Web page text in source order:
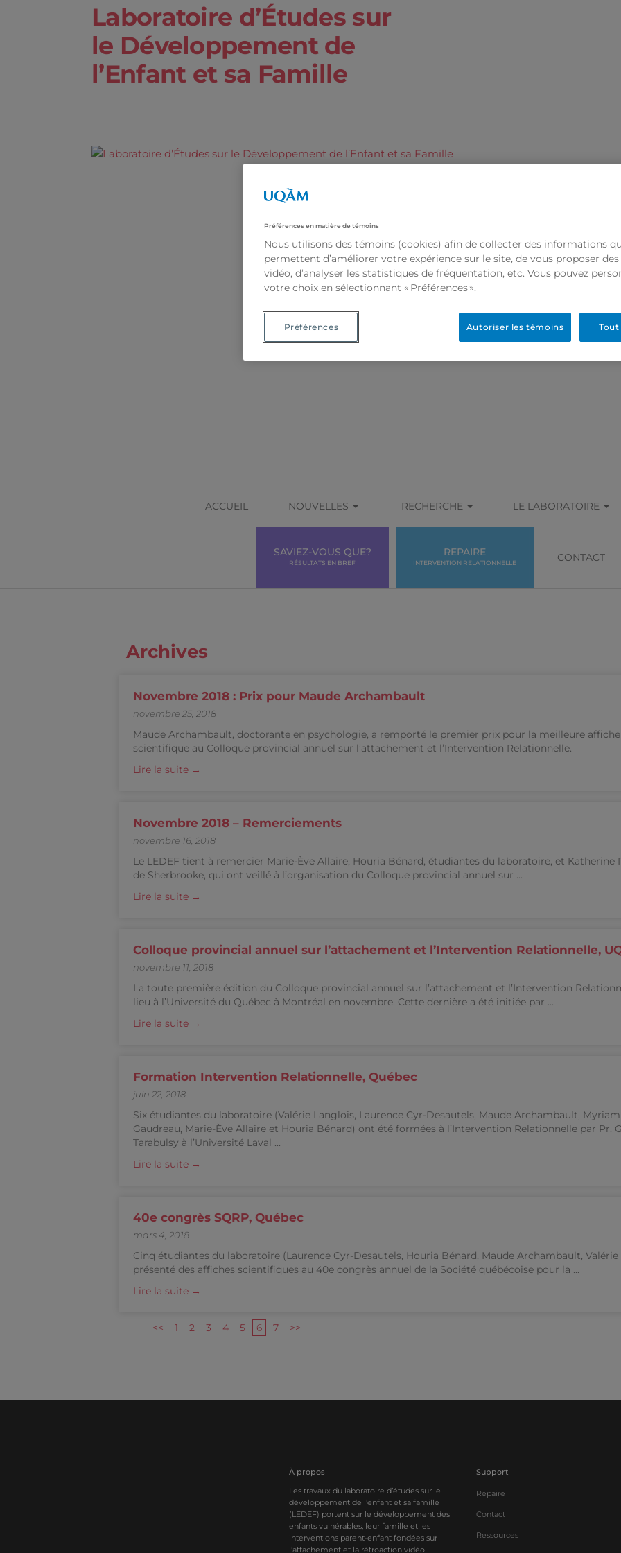
Laboratoire d’Études sur
le Développement de
l’Enfant et sa Famille
ACCUEIL NOUVELLES RECHERCHE LE LABORATOIRE
SAVIEZ-VOUS QUE?
RÉSULTATS EN BREF
REPAIRE
INTERVENTION RELATIONNELLE CONTACT
Archives
Novembre 2018 : Prix pour Maude Archambault
novembre 25, 2018
Maude Archambault, doctorante en psychologie, a remporté le premier prix pour la meilleure affiche
scientifique au Colloque provincial annuel sur l’attachement et l’Intervention Relationnelle.
Lire la suite →
Novembre 2018 – Remerciements
novembre 16, 2018
Le LEDEF tient à remercier Marie-Ève Allaire, Houria Bénard, étudiantes du laboratoire, et Katherine
de Sherbrooke, qui ont veillé à l’organisation du Colloque provincial annuel sur ...
Lire la suite →
Colloque provincial annuel sur l’attachement et l’Intervention Relationnelle,
novembre 11, 2018
La toute première édition du Colloque provincial annuel sur l’attachement et l’Intervention
lieu à l’Université du Québec à Montréal en novembre. Cette dernière a été initiée par ...
Lire la suite →
Formation Intervention Relationnelle, Québec
juin 22, 2018
Six étudiantes du laboratoire (Valérie Langlois, Laurence Cyr-Desautels, Maude Archambault, Myriam
Gaudreau, Marie-Ève Allaire et Houria Bénard) ont été formées à l’Intervention Relationnelle par Pr.
Tarabulsy à l’Université Laval ...
Lire la suite →
40e congrès SQRP, Québec
mars 4, 2018
Cinq étudiantes du laboratoire (Laurence Cyr-Desautels, Houria Bénard, Maude Archambault,
présenté des affiches scientifiques au 40e congrès annuel de la Société québécoise pour la ...
Lire la suite →
<< 1 2 3 4 5 6 7 >>
À propos
Les travaux du laboratoire d’études sur le
développement de l’enfant et sa famille
(LEDEF) portent sur le développement des
enfants vulnérables, leur famille et les
interventions parent-enfant fondées sur
l’attachement et la rétroaction vidéo.
Support
Repaire
Contact
Ressources
Préférences en matière de témoins
Nous utilisons des témoins (cookies) afin de collecter des informations
permettent d’améliorer votre expérience sur le site, de vous proposer
vidéo, d’analyser les statistiques de fréquentation, etc. Vous pouvez
votre choix en sélectionnant « Préférences ».
Autoriser les témoins
Préférences